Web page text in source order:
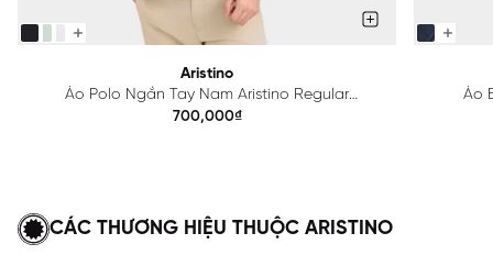
Aristino
Áo Polo Ngắn Tay Nam Aristino Regular
APS615EDP01
700,000₫
Áo
CÁC THƯƠNG HIỆU THUỘC ARISTINO